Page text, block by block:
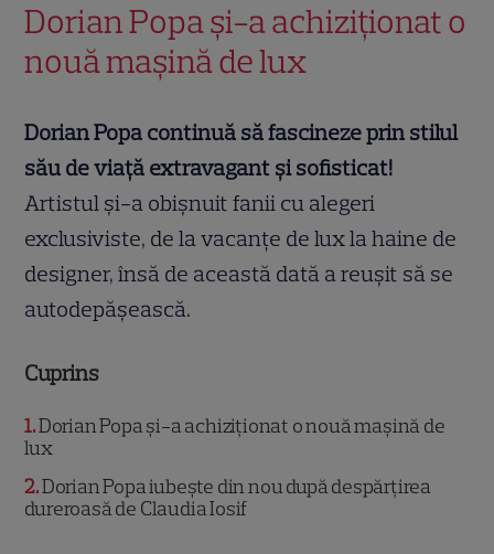
Dorian Popa și-a achiziționat o
nouă mașină de lux
Dorian Popa continuă să fascineze prin stilul
său de viață extravagant și sofisticat!
Artistul și-a obișnuit fanii cu alegeri
exclusiviste, de la vacanțe de lux la haine de
designer, însă de această dată a reușit să se
autodepășească.
Cuprins
1 Dorian Popa și-a achiziționat o nouă mașină de
lux
2 Dorian Popa iubește din nou după despărțirea
dureroasă de Claudia Iosif